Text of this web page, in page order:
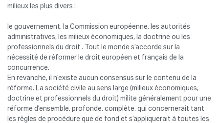
milieux les plus divers :
le gouvernement, la Commission européenne, les autorités
administratives, les milieux économiques, la doctrine ou les
professionnels du droit . Tout le monde s’accorde sur la
nécessité de réformer le droit européen et français de la
concurrence.
En revanche, il n’existe aucun consensus sur le contenu de la
réforme. La société civile au sens large (milieux économiques,
doctrine et professionnels du droit) milite généralement pour une
réforme d’ensemble, profonde, complète, qui concernerait tant
les règles de procédure que de fond et s’appliquerait à toutes les